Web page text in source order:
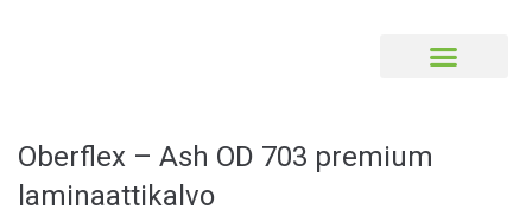
Oberflex – Ash OD 703 premium
laminaattikalvo